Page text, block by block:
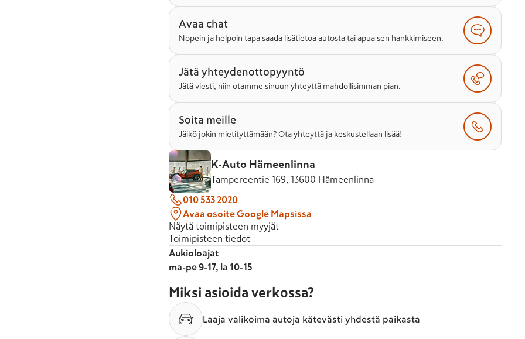
Avaa chat
Nopein ja helpoin tapa saada lisätietoa autosta tai apua sen hankkimiseen.
Jätä yhteydenottopyyntö
Jätä viesti, niin otamme sinuun yhteyttä mahdollisimman pian.
Soita meille
Jäikö jokin mietityttämään? Ota yhteyttä ja keskustellaan lisää!
K-Auto Hämeenlinna
Tampereentie 169, 13600 Hämeenlinna
010 533 2020
Avaa osoite Google Mapsissa
Näytä toimipisteen myyjät
Toimipisteen tiedot
Aukioloajat
ma-pe 9-17, la 10-15
Miksi asioida verkossa?
Laaja valikoima autoja kätevästi yhdestä paikasta